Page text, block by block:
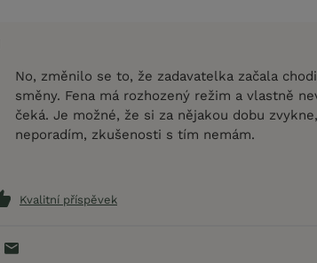
No, změnilo se to, že zadavatelka začala
směny. Fena má rozhozený režim a vlastně
čeká. Je možné, že si za nějakou dobu
neporadím, zkušenosti s tím nemám.
Kvalitní příspěvek